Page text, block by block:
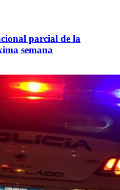
parcial de la
semana